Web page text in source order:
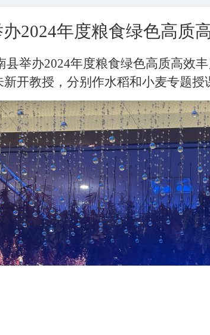
办2024年度粮食绿色高质
县举办2024年度粮食绿色高质高效
开教授，分别作水稻和小麦专题授